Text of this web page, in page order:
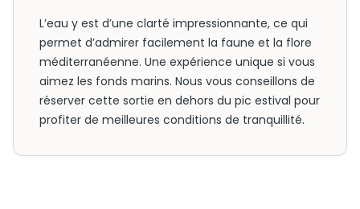
L’eau y est d’une clarté impressionnante, ce qui
permet d’admirer facilement la faune et la flore
méditerranéenne. Une expérience unique si vous
aimez les fonds marins. Nous vous conseillons de
réserver cette sortie en dehors du pic estival pour
profiter de meilleures conditions de tranquillité.